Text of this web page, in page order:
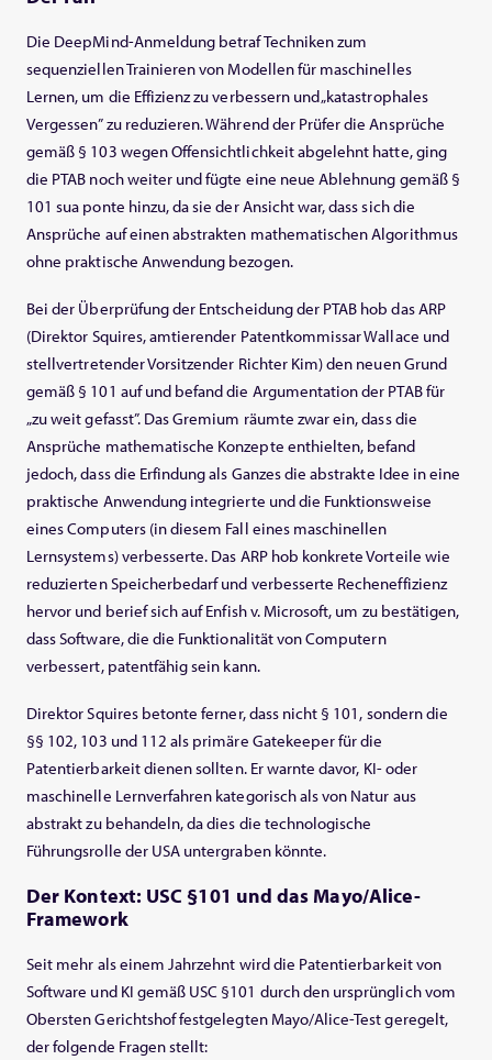
Die DeepMind-Anmeldung betraf Techniken zum
sequenziellen Trainieren von Modellen für maschinelles
Lernen, um die Effizienz zu verbessern und „katastrophales
Vergessen” zu reduzieren. Während der Prüfer die Ansprüche
gemäß § 103 wegen Offensichtlichkeit abgelehnt hatte, ging
die PTAB noch weiter und fügte eine neue Ablehnung gemäß §
101 sua ponte hinzu, da sie der Ansicht war, dass sich die
Ansprüche auf einen abstrakten mathematischen Algorithmus
ohne praktische Anwendung bezogen.
Bei der Überprüfung der Entscheidung der PTAB hob das ARP
(Direktor Squires, amtierender Patentkommissar Wallace und
stellvertretender Vorsitzender Richter Kim) den neuen Grund
gemäß § 101 auf und befand die Argumentation der PTAB für
„zu weit gefasst”. Das Gremium räumte zwar ein, dass die
Ansprüche mathematische Konzepte enthielten, befand
jedoch, dass die Erfindung als Ganzes die abstrakte Idee in eine
praktische Anwendung integrierte und die Funktionsweise
eines Computers (in diesem Fall eines maschinellen
Lernsystems) verbesserte. Das ARP hob konkrete Vorteile wie
reduzierten Speicherbedarf und verbesserte Recheneffizienz
hervor und berief sich auf Enfish v. Microsoft, um zu bestätigen,
dass Software, die die Funktionalität von Computern
verbessert, patentfähig sein kann.
Direktor Squires betonte ferner, dass nicht § 101, sondern die
§§ 102, 103 und 112 als primäre Gatekeeper für die
Patentierbarkeit dienen sollten. Er warnte davor, KI- oder
maschinelle Lernverfahren kategorisch als von Natur aus
abstrakt zu behandeln, da dies die technologische
Führungsrolle der USA untergraben könnte.
Der Kontext: USC §101 und das Mayo/Alice-
Framework
Seit mehr als einem Jahrzehnt wird die Patentierbarkeit von
Software und KI gemäß USC §101 durch den ursprünglich vom
Obersten Gerichtshof festgelegten Mayo/Alice-Test geregelt,
der folgende Fragen stellt: